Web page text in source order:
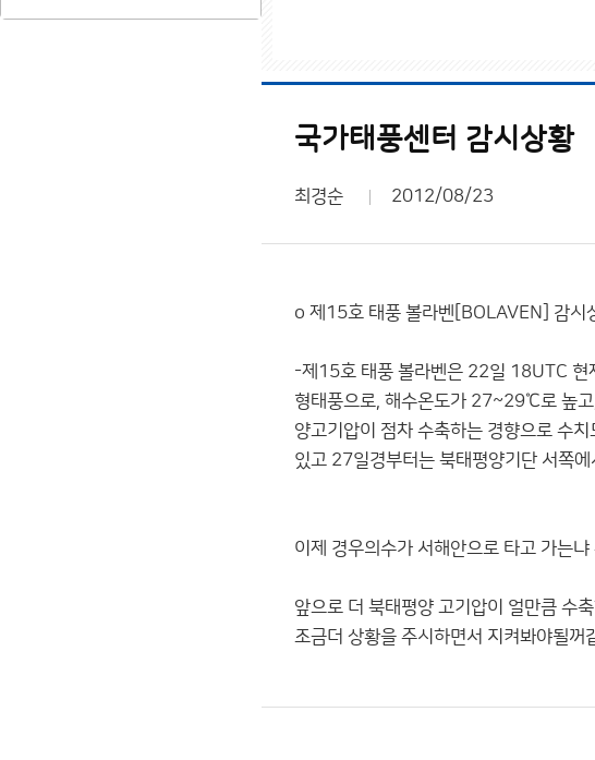
국가태풍센터 감시상황
최경순 2012/08/23
o 제15호 태풍 볼라벤[BOLAVEN] 감시
-제15호 태풍 볼라벤은 22일 18UTC
형태풍으로, 해수온도가 27~29℃로 높
양고기압이 점차 수축하는 경향으로 수
있고 27일경부터는 북태평양기단 서쪽
이제 경우의수가 서해안으로 타고 가는
앞으로 더 북태평양 고기압이 얼만큼 수
조금더 상황을 주시하면서 지켜봐야될꺼